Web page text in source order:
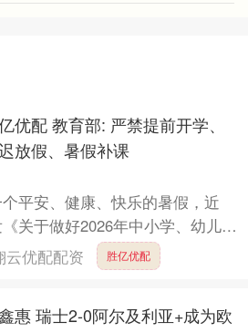
优配 教育部: 严禁提前开学、
放假、暑假补课
平安、健康、快乐的暑假，近
关于做好2026年中小学、幼儿园
行部署。 《通知》要求，各地
云优配配资 胜亿优配
惠 瑞士2-0阿尔及利亚+成为欧